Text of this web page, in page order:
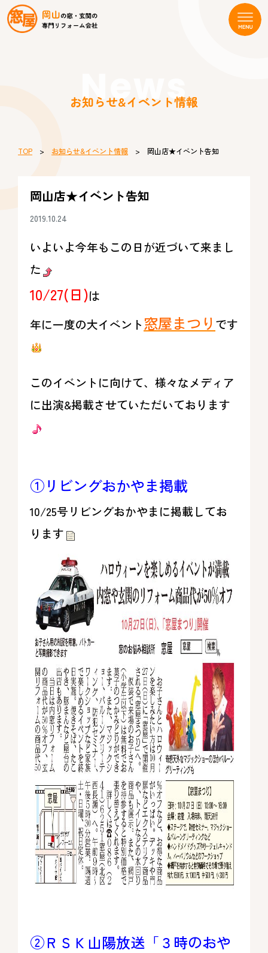
News
お知らせ&イベント情報
TOP > お知らせ&イベント情報 > 岡山店★イベント告知
岡山店★イベント告知
2019.10.24
いよいよ今年もこの日が近づいて来まし
た
10/27(日)は
年に一度の大イベント窓屋まつり です
このイベントに向けて、様々なメディア
に出演&掲載させていただいております
①リビングおかやま掲載
10/25号リビングおかやまに掲載してお
ります
②ＲＳＫ山陽放送「３時のおや